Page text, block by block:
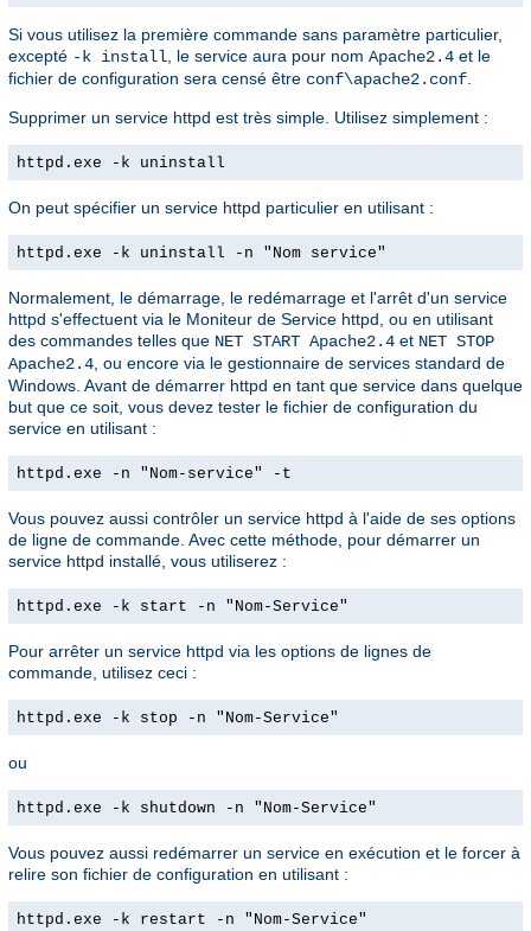
Si vous utilisez la première commande sans paramètre particulier,
excepté -k install , le service aura pour nom Apache2.4 et le
fichier de configuration sera censé être conf\apache2.conf
Supprimer un service httpd est très simple. Utilisez simplement :
httpd.exe -k uninstall
On peut spécifier un service httpd particulier en utilisant :
httpd.exe -k uninstall -n "Nom service"
Normalement, le démarrage, le redémarrage et l'arrêt d'un service
httpd s'effectuent via le Moniteur de Service httpd, ou en utilisant
des commandes telles que NET START Apache2.4 et NET STOP
Apache2.4 , ou encore via le gestionnaire de services standard de
Windows. Avant de démarrer httpd en tant que service dans quelque
but que ce soit, vous devez tester le fichier de configuration du
service en utilisant :
httpd.exe -n "Nom-service" -t
Vous pouvez aussi contrôler un service httpd à l'aide de ses options
de ligne de commande. Avec cette méthode, pour démarrer un
service httpd installé, vous utiliserez :
httpd.exe -k start -n "Nom-Service"
Pour arrêter un service httpd via les options de lignes de
commande, utilisez ceci :
httpd.exe -k stop -n "Nom-Service"
ou
httpd.exe -k shutdown -n "Nom-Service"
Vous pouvez aussi redémarrer un service en exécution et le forcer à
relire son fichier de configuration en utilisant :
httpd.exe -k restart -n "Nom-Service"